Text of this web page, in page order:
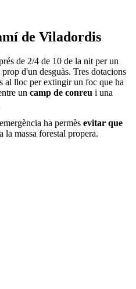
de Viladordis
de 2/4 de 10 de la nit per un
prop d'un desguàs. Tres dotacions
al lloc per extingir un foc que ha
un camp de conreu i una
ha permès evitar que
la massa forestal propera.